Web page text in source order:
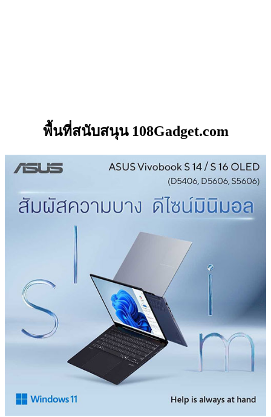
พื้นที่สนับสนุน 108Gadget.com